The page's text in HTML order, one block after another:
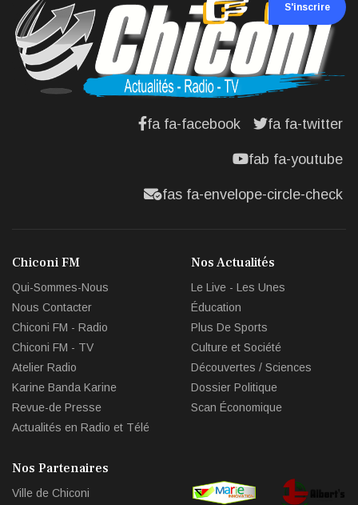
S'inscrire
fa fa-facebook fa fa-twitter
fab fa-youtube
fas fa-envelope-circle-check
Chiconi FM
Qui-Sommes-Nous
Nous Contacter
Chiconi FM - Radio
Chiconi FM - TV
Atelier Radio
Karine Banda Karine
Revue-de Presse
Actualités en Radio et Télé
Nos Actualités
Le Live - Les Unes
Éducation
Plus De Sports
Culture et Société
Découvertes / Sciences
Dossier Politique
Scan Économique
Nos Partenaires
Ville de Chiconi